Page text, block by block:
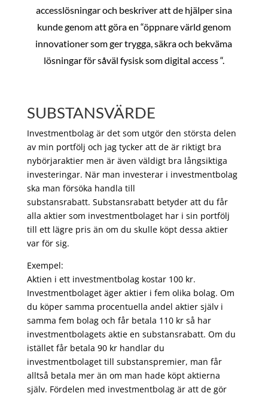
accesslösningar och beskriver att de hjälper sina
kunde genom att göra en “öppnare värld genom
innovationer som ger trygga, säkra och bekväma
lösningar för såväl fysisk som digital access “.
SUBSTANSVÄRDE
Investmentbolag är det som utgör den största delen
av min portfölj och jag tycker att de är riktigt bra
nybörjaraktier men är även väldigt bra långsiktiga
investeringar. När man investerar i investmentbolag
ska man försöka handla till
substansrabatt. Substansrabatt betyder att du får
alla aktier som investmentbolaget har i sin portfölj
till ett lägre pris än om du skulle köpt dessa aktier
var för sig.
Exempel:
Aktien i ett investmentbolag kostar 100 kr.
Investmentbolaget äger aktier i fem olika bolag. Om
du köper samma procentuella andel aktier själv i
samma fem bolag och får betala 110 kr så har
investmentbolagets aktie en substansrabatt. Om du
istället får betala 90 kr handlar du
investmentbolaget till substanspremier, man får
alltså betala mer än om man hade köpt aktierna
själv. Fördelen med investmentbolag är att de gör